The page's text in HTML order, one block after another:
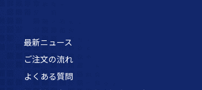
最新ニュース
ご注文の流れ
よくある質問